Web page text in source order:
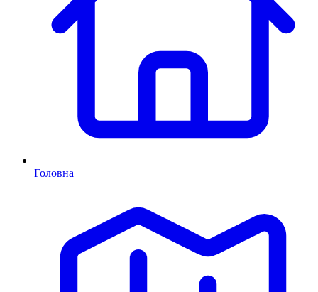
Головна